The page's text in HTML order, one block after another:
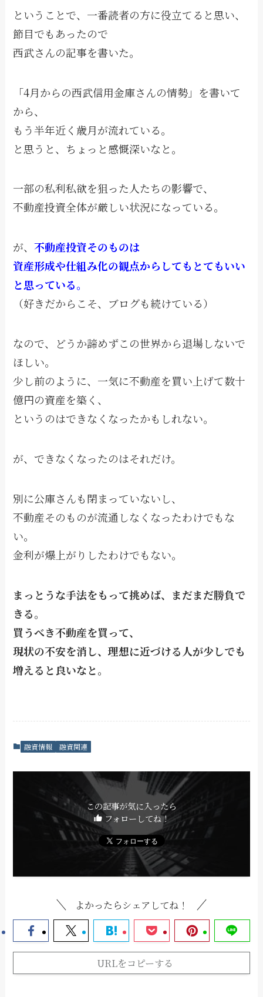
ということで、一番読者の方に役立てると思い、
節目でもあったので
西武さんの記事を書いた。
「4月からの西武信用金庫さんの情勢」を書いて
から、
もう半年近く歳月が流れている。
と思うと、ちょっと感慨深いなと。
一部の私利私欲を狙った人たちの影響で、
不動産投資全体が厳しい状況になっている。
が、不動産投資そのものは
資産形成や仕組み化の観点からしてもとてもいい
と思っている。
（好きだからこそ、ブログも続けている）
なので、どうか諦めずこの世界から退場しないで
ほしい。
少し前のように、一気に不動産を買い上げて数十
億円の資産を築く、
というのはできなくなったかもしれない。
が、できなくなったのはそれだけ。
別に公庫さんも閉まっていないし、
不動産そのものが流通しなくなったわけでもな
い。
金利が爆上がりしたわけでもない。
まっとうな手法をもって挑めば、まだまだ勝負で
きる。
買うべき不動産を買って、
現状の不安を消し、理想に近づける人が少しでも
増えると良いなと。
融資情報 融資関連
この記事が気に入ったら
フォローしてね！
よかったらシェアしてね！
URLをコピーする